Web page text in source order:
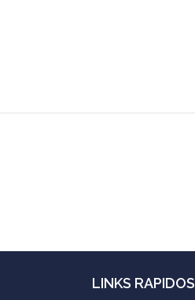
LINKS RAPIDOS